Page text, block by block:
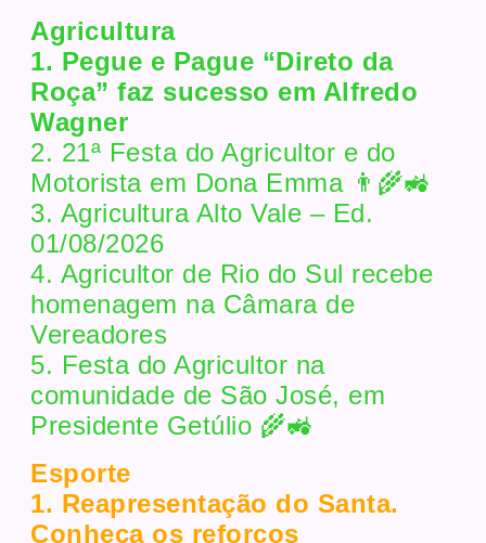
Agricultura
1. Pegue e Pague “Direto da
Roça” faz sucesso em Alfredo
Wagner
2. 21ª Festa do Agricultor e do
Motorista em Dona Emma 👨‍🌾🚜
3. Agricultura Alto Vale – Ed.
01/08/2026
4. Agricultor de Rio do Sul recebe
homenagem na Câmara de
Vereadores
5. Festa do Agricultor na
comunidade de São José, em
Presidente Getúlio 🌾🚜
Esporte
1. Reapresentação do Santa.
Conheça os reforços